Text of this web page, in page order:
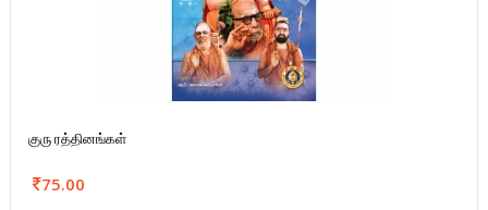
குரு ரத்தினங்கள்
75.00